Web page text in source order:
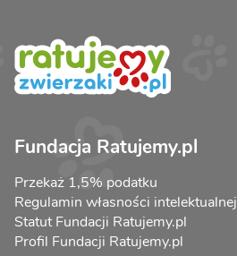
Fundacja Ratujemy.pl
Przekaż 1,5% podatku
Regulamin własności intelektualnej
Statut Fundacji Ratujemy.pl
Profil Fundacji Ratujemy.pl